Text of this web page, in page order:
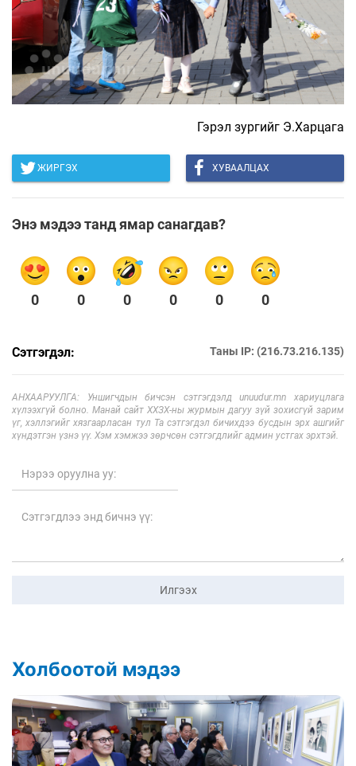
Гэрэл зургийг Э.Харцага
ЖИРГЭХ ХУВААЛЦАХ
Энэ мэдээ танд ямар санагдав?
0 0 0 0 0 0
Сэтгэгдэл: Таны IP: (216.73.216.135)
АНХААРУУЛГА: Уншигчдын бичсэн сэтгэгдэлд unuudur.mn хариуцлага
хүлээхгүй болно. Манай сайт ХХЗХ-ны журмын дагуу зүй зохисгүй зарим
үг, хэллэгийг хязгаарласан тул Та сэтгэгдэл бичихдээ бусдын эрх ашгийг
хүндэтгэн үзнэ үү. Хэм хэмжээ зөрчсөн сэтгэгдлийг админ устгах эрхтэй.
Илгээх
Холбоотой мэдээ